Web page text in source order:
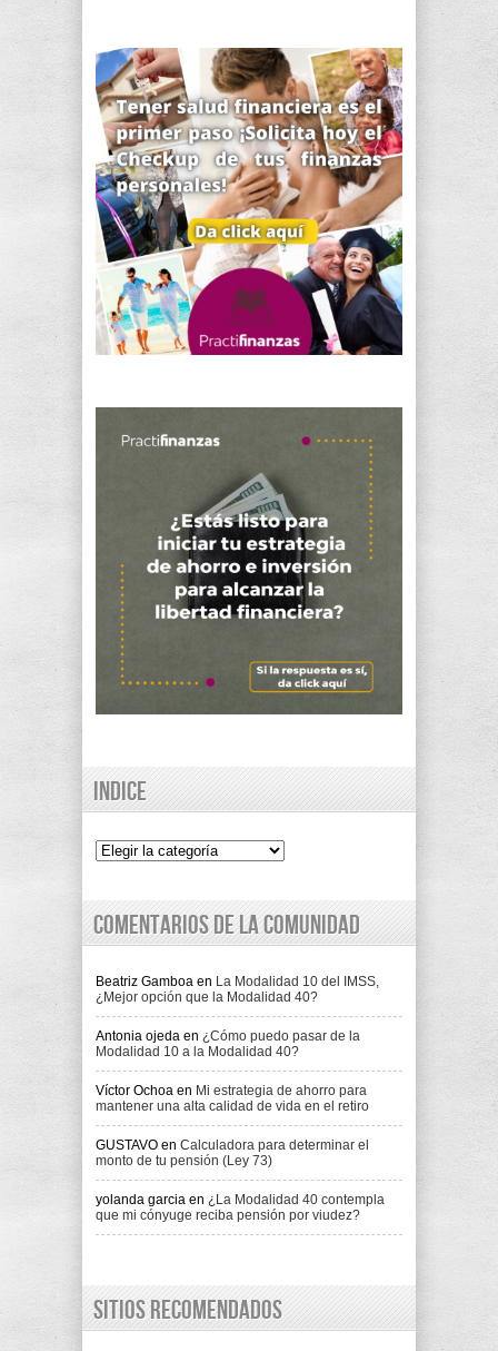
Indice
Indice
Comentarios de la comunidad
Beatriz Gamboa en La Modalidad 10 del IMSS,
¿Mejor opción que la Modalidad 40?
Antonia ojeda en ¿Cómo puedo pasar de la
Modalidad 10 a la Modalidad 40?
Víctor Ochoa en Mi estrategia de ahorro para
mantener una alta calidad de vida en el retiro
GUSTAVO en Calculadora para determinar el
monto de tu pensión (Ley 73)
yolanda garcia en ¿La Modalidad 40 contempla
que mi cónyuge reciba pensión por viudez?
Sitios recomendados